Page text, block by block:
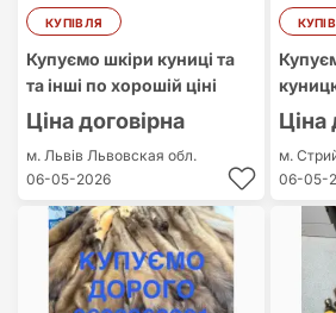
КУПІВЛЯ
Купуємо шкіри куниці та
та інші по хорошій ціні
Ціна договірна
м. Львів Львовская обл.
06-05-2026
Ціна
м.
06-05-